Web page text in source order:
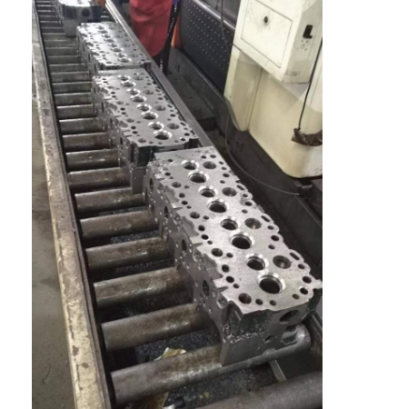
আমাদের সম্বন্ধে
কারখানা পরিদর্শন
গুণমান নিয়ন্ত্রণ
আমাদের সাথে যোগাযোগ
এখন চ্যাট
ইঞ্জিন সিলিন্ডার ব্লক
সম্পূর্ণ সিলিন্ডার হেড
ইঞ্জিন সিলিন্ডার মাথা
ইঞ্জিন ক্র্যাংকশফ্ট